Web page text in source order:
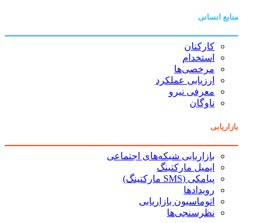
منابع انسانی
کارکنان
استخدام
مرخصی‌ها
ارزیابی عملکرد
معرفی نیرو
ناوگان
بازاریابی
بازاریابی شبکه‌های اجتماعی
ایمیل مارکتینگ
پیامکی (SMS مارکتینگ)
رویدادها
اتوماسیون بازاریابی
نظرسنجی‌ها